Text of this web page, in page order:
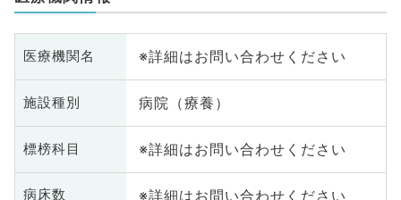
医療機関名 ※詳細はお問い合わせください
施設種別 病院（療養）
標榜科目 ※詳細はお問い合わせください
病床数 ※詳細はお問い合わせください